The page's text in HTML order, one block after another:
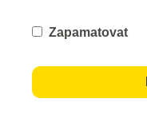
Zapamatovat